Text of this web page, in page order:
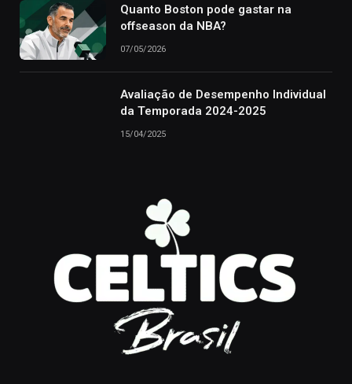
Quanto Boston pode gastar na
offseason da NBA?
07/05/2026
Avaliação de Desempenho Individual
da Temporada 2024-2025
15/04/2025